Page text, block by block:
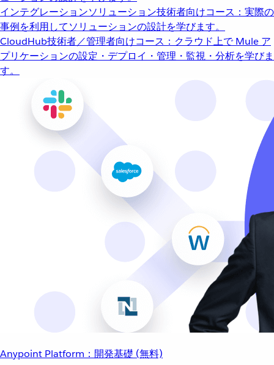
インテグレーションソリューション技術者向けコース：実際の
事例を利用してソリューションの設計を学びます。
CloudHub技術者／管理者向けコース：クラウド上で Mule ア
プリケーションの設定・デプロイ・管理・監視・分析を学びま
す。
Anypoint Platform：開発基礎 (無料)